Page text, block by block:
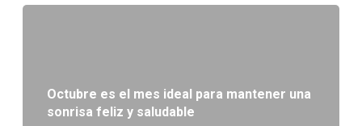
Octubre es el mes ideal para mantener una
sonrisa feliz y saludable